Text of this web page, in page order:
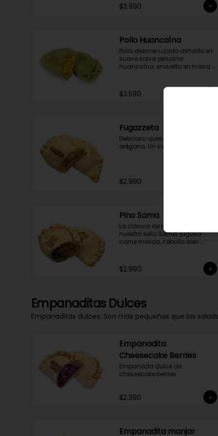
$3.990
Pollo Huancaína
Pollo desmenuzado aliñado en
suave salsa peruana
huancaína, envuelto en masa
$3.590
Fugazzeta
Delicioso queso con cebolla y
orégano. Un clásico argentiino!
$2.990
Pino Sama
La clásica de pino pero con
nuestro sello Sama: jugosa
carne molida, cebolla bien
del flambeado con pisco. Obvio
que no podía faltar la aceituna
$2.990
Empanaditas Dulces
Empanaditas dulces. Son más pequeñas que las
Empanadita
Cheesecake Berries
Empanada dulce de
chessecake berries
$2.390
Empanadita manjar